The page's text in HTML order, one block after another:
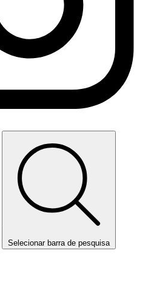
Selecionar barra de pesquisa